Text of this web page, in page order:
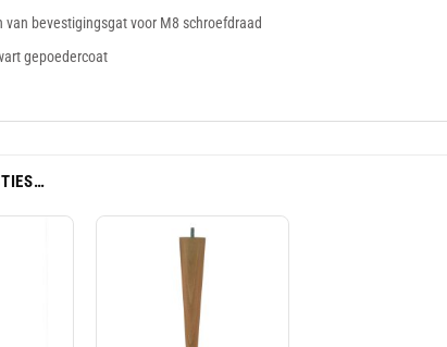
van bevestigingsgat voor M8 schroefdraad
gepoedercoat